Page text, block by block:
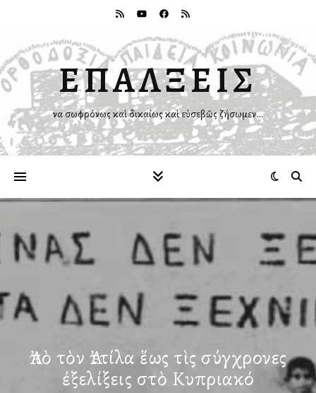
ΕΠΑΛΞΕΙΣ
Ἵνα σωφρόνως καὶ δικαίως καὶ εὐσεβῶς ζήσωμεν…
Ἀπὸ τὸν Ἀττίλα ἕως τὶς σύγχρονες
ἐξελίξεις στὸ Κυπριακό